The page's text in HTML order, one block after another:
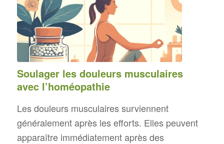
Soulager les douleurs musculaires
avec l’homéopathie
Les douleurs musculaires surviennent
généralement après les efforts. Elles peuvent
apparaître immédiatement après des